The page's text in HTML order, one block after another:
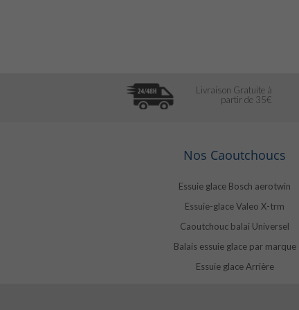
Livraison Gratuite à
partir de 35€
Nos Caoutchoucs
Essuie glace Bosch aerotwin
Essuie-glace Valeo X-trm
Caoutchouc balai Universel
Balais essuie glace par marque
Essuie glace Arrière